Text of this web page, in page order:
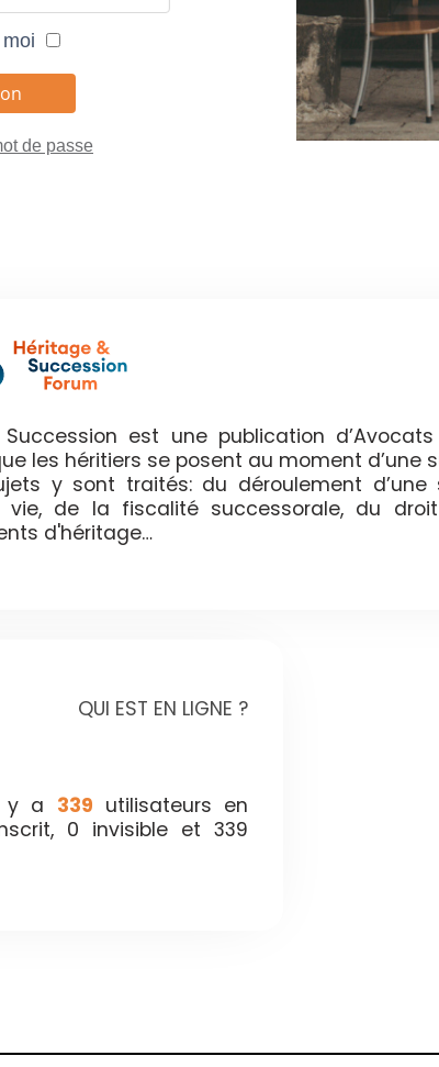
de passe
est une publication
les héritiers se posent au moment d’une
y sont traités: du déroulement
vie, de la fiscalité successorale, du
d'héritage…
QUI EST EN LIGNE ?
y a 339 utilisateurs en
0 invisible et 339